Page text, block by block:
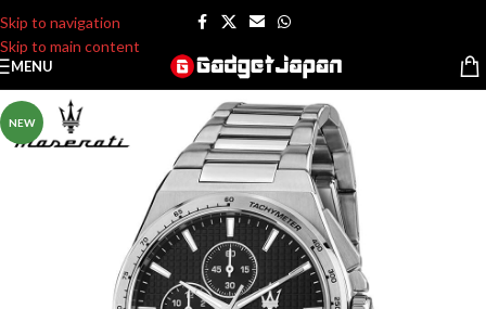
Skip to navigation
Skip to main content
MENU
NEW